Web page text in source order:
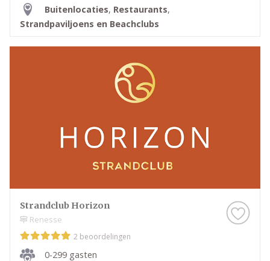
Buitenlocaties, Restaurants,
Strandpaviljoens en Beachclubs
Strandclub Horizon
Renesse
2 beoordelingen
0-299 gasten